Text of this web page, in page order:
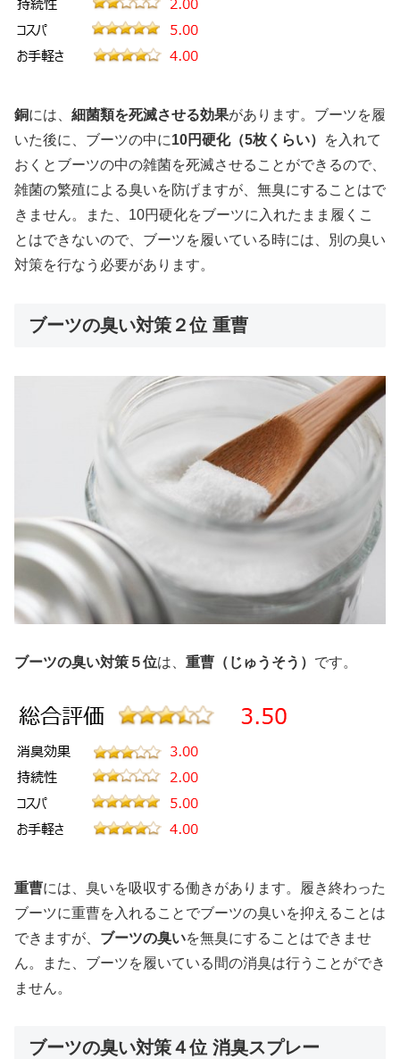
銅には、 細菌類を死滅させる効果があります。ブーツを履
いた後に、ブーツの中に10円硬化（5枚くらい）
を入れて
おくとブーツの中の雑菌を死滅させることができるので、
雑菌の繁殖による臭いを防げますが、無臭にすることはで
きません。また、10円硬化をブーツに入れたまま履くこ
とはできないので、ブーツを履いている時には、別の臭い
対策を行なう必要があります。
ブーツの臭い対策２位 重曹
ブーツの臭い対策５位は、 重曹（じゅうそう） です。
重曹には、臭いを吸収する働きがあります。履き終わった
ブーツに重曹を入れることでブーツの臭いを抑えることは
できますが、 ブーツの臭いを無臭にすることはできませ
ん。また、ブーツを履いている間の消臭は行うことができ
ません。
ブーツの臭い対策４位 消臭スプレー